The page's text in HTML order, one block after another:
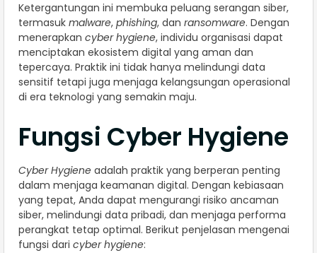
Ketergantungan ini membuka peluang serangan siber,
termasuk malware, phishing, dan ransomware. Dengan
menerapkan cyber hygiene, individu organisasi dapat
menciptakan ekosistem digital yang aman dan
tepercaya. Praktik ini tidak hanya melindungi data
sensitif tetapi juga menjaga kelangsungan operasional
di era teknologi yang semakin maju.
Fungsi Cyber Hygiene
Cyber Hygiene adalah praktik yang berperan penting
dalam menjaga keamanan digital. Dengan kebiasaan
yang tepat, Anda dapat mengurangi risiko ancaman
siber, melindungi data pribadi, dan menjaga performa
perangkat tetap optimal. Berikut penjelasan mengenai
fungsi dari cyber hygiene: